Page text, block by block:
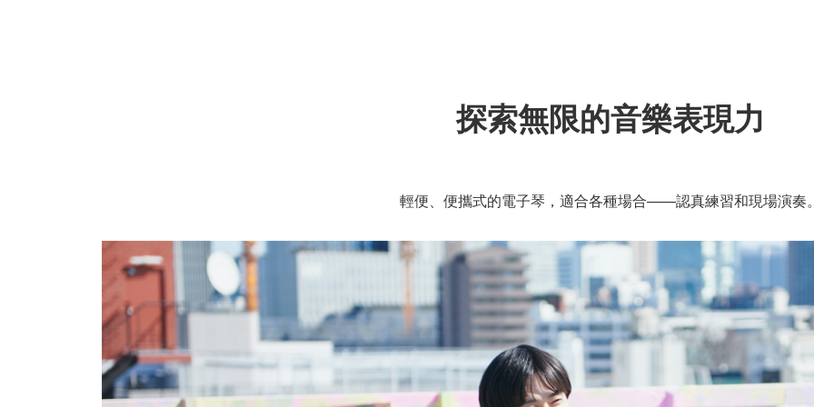
探索無限的音樂表現力
輕便、便攜式的電子琴，適合各種場合——認真練習和現場演奏